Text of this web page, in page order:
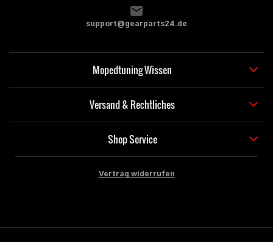
support@gearparts24.de
Mopedtuning Wissen
Versand & Rechtliches
Shop Service
Vertrag widerrufen